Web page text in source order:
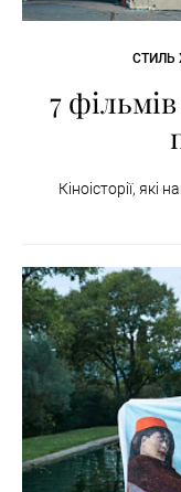
СТИЛЬ
7
Кіноісторії,